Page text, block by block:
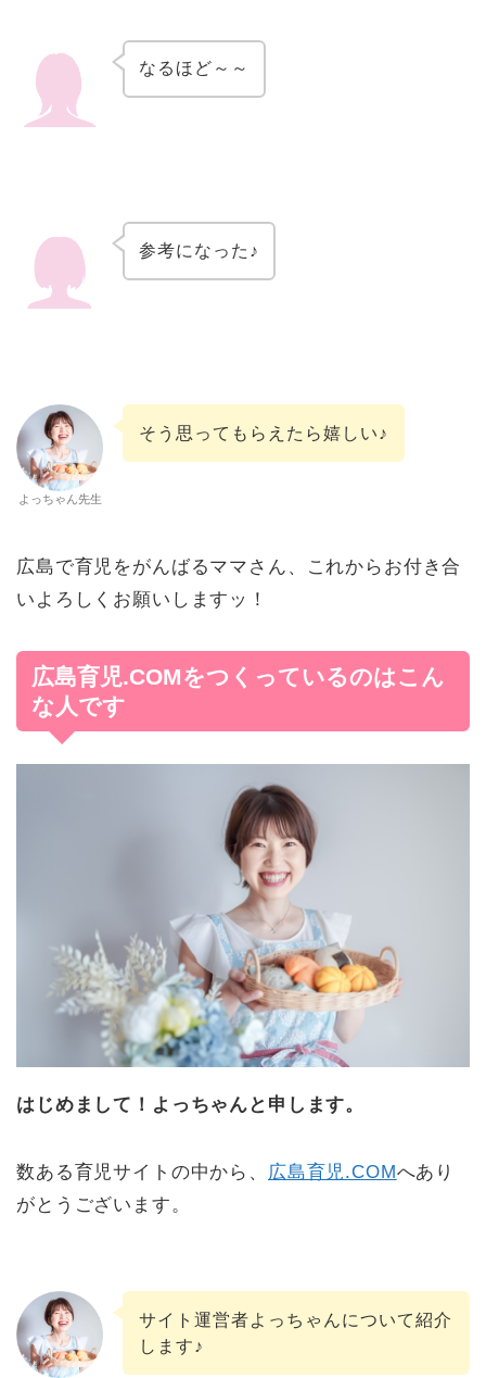
なるほど～～
参考になった♪
よっちゃん先生
そう思ってもらえたら嬉しい♪
広島で育児をがんばるママさん、これからお付き合
いよろしくお願いしますッ！
広島育児.COMをつくっているのはこん
な人です
はじめまして！よっちゃんと申します。
数ある育児サイトの中から、 広島育児.COMへあり
がとうございます。
サイト運営者よっちゃんについて紹介
します♪